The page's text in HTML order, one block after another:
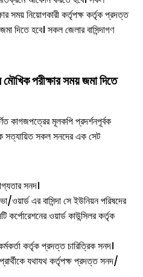
সময় নিয়োগকারী কর্তৃপক্ষ কর্তৃক প্রদত্ত
দিতে হবে। সকল জেলার বাসিন্দাগণ
মৌখিক পরীক্ষার সময় জমা দিতে
কাগজপত্রের মূলকপি প্রদর্শনপূর্বক
সত্যায়িত সকল সনদের এক সেট
সনদ।
এর বাসিন্দা সে ইউনিয়ন পরিষদের
কর্পোরেশনের ওয়ার্ড কাউন্সিলর কর্তৃক
কর্তৃক প্রদত্ত চারিত্রিক সনদ।
যথাযথ কর্তৃপক্ষ প্রদত্ত সনদ/